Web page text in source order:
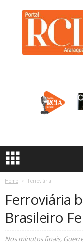
a
Home Ferroviária
Ferroviária
Brasileiro
Nos minutos finais,